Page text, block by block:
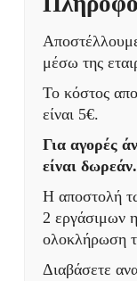
μέσω της
Το κόστος
είναι 5€.
Για αγορές
είναι δωρεάν.
Η αποστολή
2 εργάσιμων
ολοκλήρωση
Διαβάσετε